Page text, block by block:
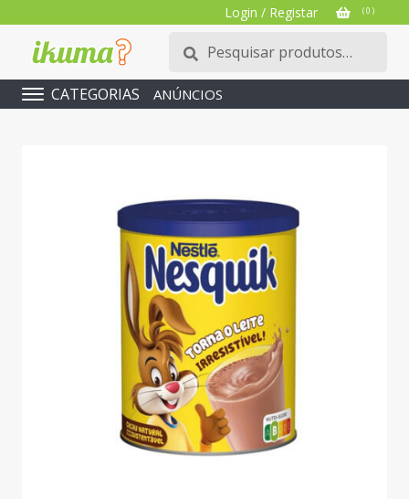
Login / Registar ( 0 )
Pesquisar
por:
Pesquisa
CATEGORIAS ANÚNCIOS